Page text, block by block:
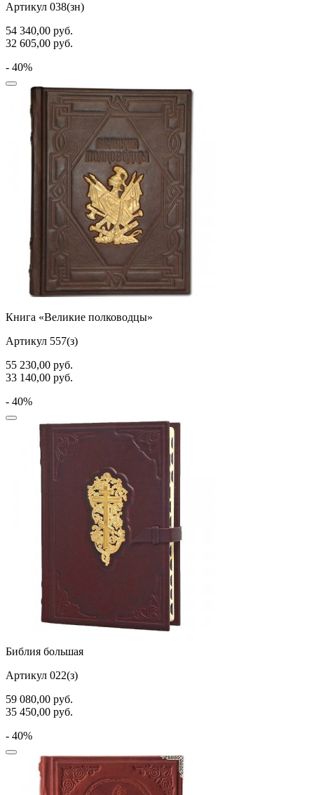
Артикул 038(зн)
54 340,00 руб.
32 605,00 руб.
- 40%
Книга «Великие полководцы»
Артикул 557(з)
55 230,00 руб.
33 140,00 руб.
- 40%
Библия большая
Артикул 022(з)
59 080,00 руб.
35 450,00 руб.
- 40%